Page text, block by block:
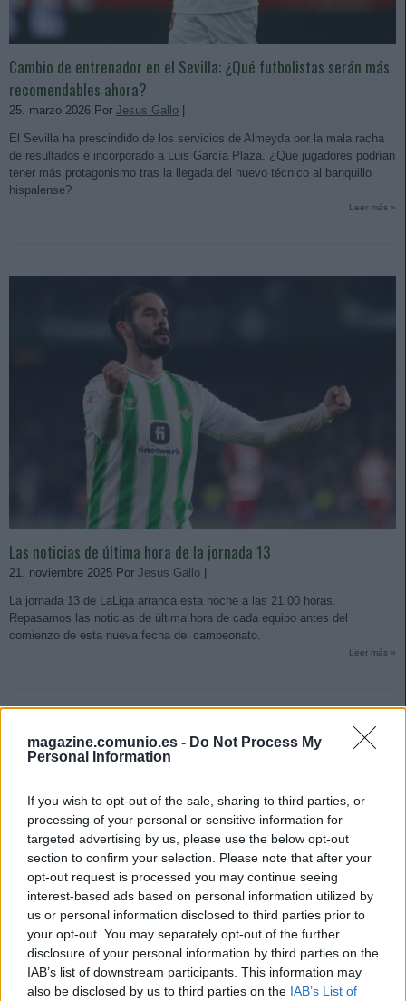
magazine.comunio.es - Do Not Process My
Personal Information
If you wish to opt-out of the sale, sharing to third parties, or
processing of your personal or sensitive information for
targeted advertising by us, please use the below opt-out
section to confirm your selection. Please note that after your
opt-out request is processed you may continue seeing
interest-based ads based on personal information utilized by
us or personal information disclosed to third parties prior to
your opt-out. You may separately opt-out of the further
disclosure of your personal information by third parties on the
IAB’s list of downstream participants. This information may
also be disclosed by us to third parties on the IAB’s List of
Cambio de entrenador en el Sevilla: ¿Qué futbolistas serán más
recomendables ahora?
25. marzo 2026 Por Jesus Gallo |
El Sevilla ha prescindido de los servicios de Almeyda por la mala racha
de resultados e incorporado a Luis García Plaza. ¿Qué jugadores podrían
tener más protagonismo tras la llegada del nuevo técnico al banquillo
hispalense?
Leer más »
Las noticias de última hora de la jornada 13
21. noviembre 2025 Por Jesus Gallo |
La jornada 13 de LaLiga arranca esta noche a las 21:00 horas.
Repasamos las noticias de última hora de cada equipo antes del
comienzo de esta nueva fecha del campeonato.
Leer más »
¡A comprar! Cuatro lesionados que pueden volver tras el parón